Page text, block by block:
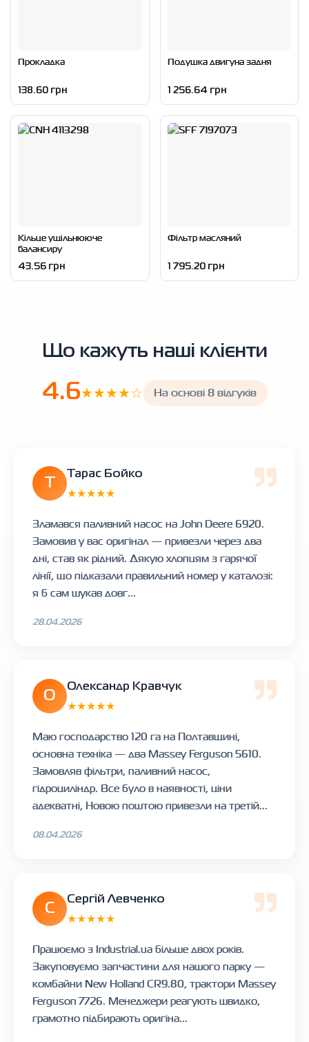
Прокладка
138.60 грн
Подушка двигуна задня
1 256.64 грн
Кільце ущільнююче
балансиру
43.56 грн
Фільтр масляний
1 795.20 грн
Що кажуть наші клієнти
4.6★★★★☆ На основі 8 відгуків
Тарас Бойко
★★★★★
Зламався паливний насос на John Deere 6920.
Замовив у вас оригінал — привезли через два
дні, став як рідний. Дякую хлопцям з гарячої
лінії, що підказали правильний номер у каталозі:
я б сам шукав довг...
28.04.2026
О
Олександр Кравчук
★★★★★
Маю господарство 120 га на Полтавщині,
основна техніка — два Massey Ferguson 5610.
Замовляв фільтри, паливний насос,
гідроциліндр. Все було в наявності, ціни
адекватні, Новою поштою привезли на третій...
08.04.2026
С
Сергій Левченко
★★★★★
Працюємо з Industrial.ua більше двох років.
Закуповуємо запчастини для нашого парку —
комбайни New Holland CR9.80, трактори Massey
Ferguson 7726. Менеджери реагують швидко,
грамотно підбирають оригіна...